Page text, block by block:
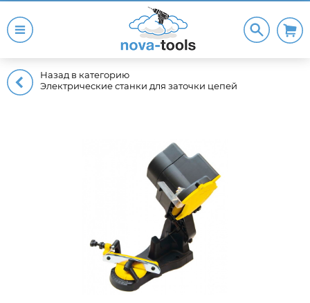
Назад в категорию
Электрические станки для заточки цепей